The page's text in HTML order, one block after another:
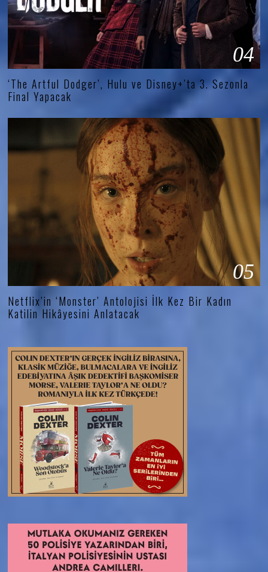
04
‘The Artful Dodger’, Hulu ve Disney+’ta 3. Sezonla
Final Yapacak
05
Netflix’in ‘Monster’ Antolojisi İlk Kez Bir Kadın
Katilin Hikâyesini Anlatacak